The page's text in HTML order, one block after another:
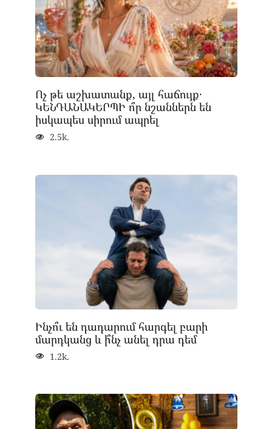
Ոչ թե աշխատանք, այլ հաճույք․
ԿԵՆԴԱՆԱԿԵՐՊԻ ո՞ր նշաններն են
իսկապես սիրում ապրել
2.5k.
Ինչո՞ւ են դադարում հարգել բարի
մարդկանց և ի՞նչ անել դրա դեմ
1.2k.